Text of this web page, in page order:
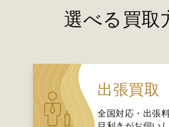
選べる買取
出張買取
全国対応・出張料